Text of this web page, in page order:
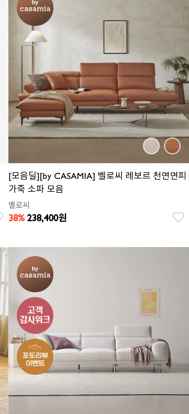
[모음딜][by CASAMIA] 벨로씨 레보르 천연면피
가죽 소파 모음
벨로씨
38% 238,400원